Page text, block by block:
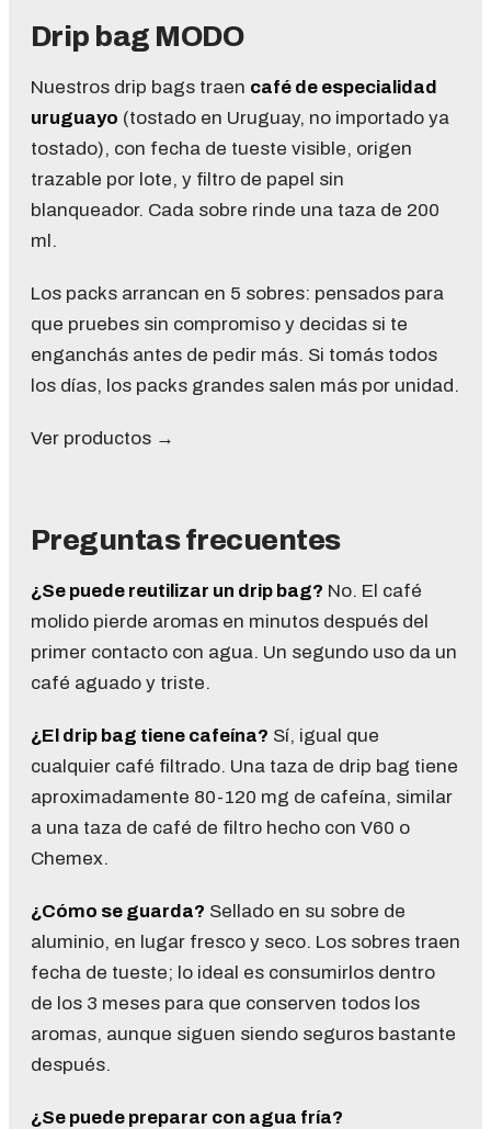
Drip bag MODO
Nuestros drip bags traen café de especialidad
uruguayo (tostado en Uruguay, no importado ya
tostado), con fecha de tueste visible, origen
trazable por lote, y filtro de papel sin
blanqueador. Cada sobre rinde una taza de 200
ml.
Los packs arrancan en 5 sobres: pensados para
que pruebes sin compromiso y decidas si te
enganchás antes de pedir más. Si tomás todos
los días, los packs grandes salen más por unidad.
Ver productos →
Preguntas frecuentes
¿Se puede reutilizar un drip bag? No. El café
molido pierde aromas en minutos después del
primer contacto con agua. Un segundo uso da un
café aguado y triste.
¿El drip bag tiene cafeína? Sí, igual que
cualquier café filtrado. Una taza de drip bag tiene
aproximadamente 80-120 mg de cafeína, similar
a una taza de café de filtro hecho con V60 o
Chemex.
¿Cómo se guarda? Sellado en su sobre de
aluminio, en lugar fresco y seco. Los sobres traen
fecha de tueste; lo ideal es consumirlos dentro
de los 3 meses para que conserven todos los
aromas, aunque siguen siendo seguros bastante
después.
¿Se puede preparar con agua fría?